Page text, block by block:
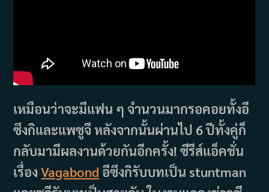
เหมือนว่าจะมีแฟน ๆ จำนวนมากรอคอยทั้งอี
ซึงกิและแพซูจี หลังจากนั้นผ่านไป 6 ปีทั้งคู่ก็
กลับมามีผลงานด้วยกันอีกครั้ง! ซีรีส์แอ็คชั่น
เรื่องVagabond อีซึงกิรับบทเป็น stuntman